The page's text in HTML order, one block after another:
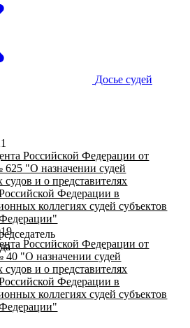
Досье судей
Российской Федерации от
625 "О назначении судей
судов и о представителях
Федерации в
коллегиях судей субъектов
Российской Федерации от
40 "О назначении судей
судов и о представителях
Федерации в
коллегиях судей субъектов